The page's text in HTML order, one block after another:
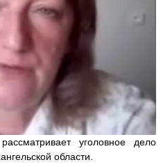
уголовное дело
области.